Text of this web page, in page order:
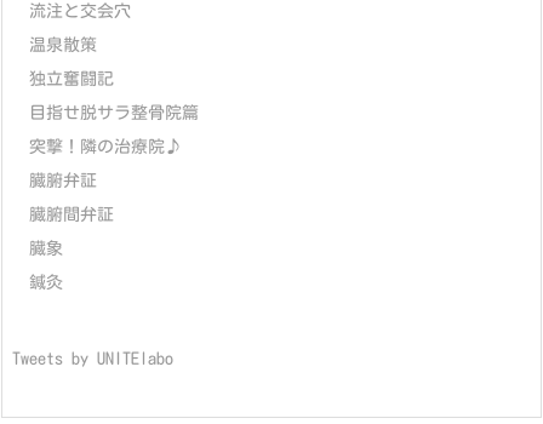
流注と交会穴
温泉散策
独立奮闘記
目指せ脱サラ整骨院篇
突撃！隣の治療院♪
臓腑弁証
臓腑間弁証
臓象
鍼灸
Tweets by UNITElabo